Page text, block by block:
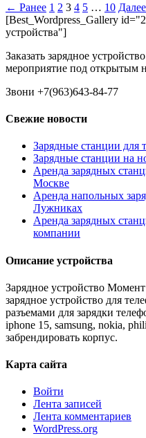
← Ранее 1 2 3 4 5 … 10
[Best_Wordpress_Gallery
устройства"]
Заказать зарядное
мероприятие под открытым
Звони +7(963)643-84-77
Свежие новости
Зарядные станции для
Зарядные станции на
Аренда зарядных
Москве
Аренда напольных
Лужниках
Аренда зарядных
компании
Описание устройства
Зарядное устройство
зарядное устройство для
разъемами для зарядки
iphone 15, samsung, nokia,
забрендировать корпус.
Карта сайта
Войти
Лента записей
Лента комментариев
WordPress.org